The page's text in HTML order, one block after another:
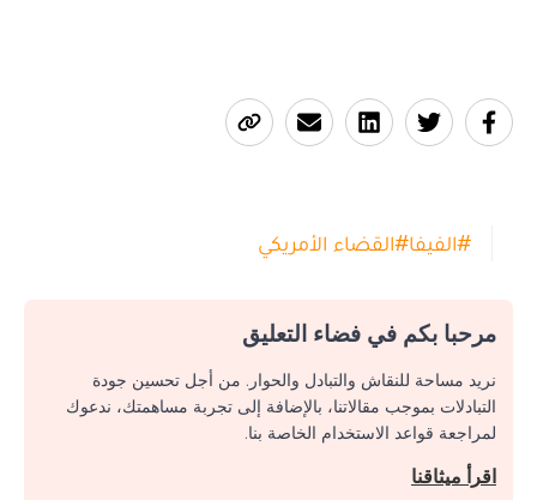
#الفيفا#القضاء الأمريكي
مرحبا بكم في فضاء التعليق
نريد مساحة للنقاش والتبادل والحوار. من أجل تحسين جودة
التبادلات بموجب مقالاتنا، بالإضافة إلى تجربة مساهمتك، ندعوك
لمراجعة قواعد الاستخدام الخاصة بنا.
اقرأ ميثاقنا